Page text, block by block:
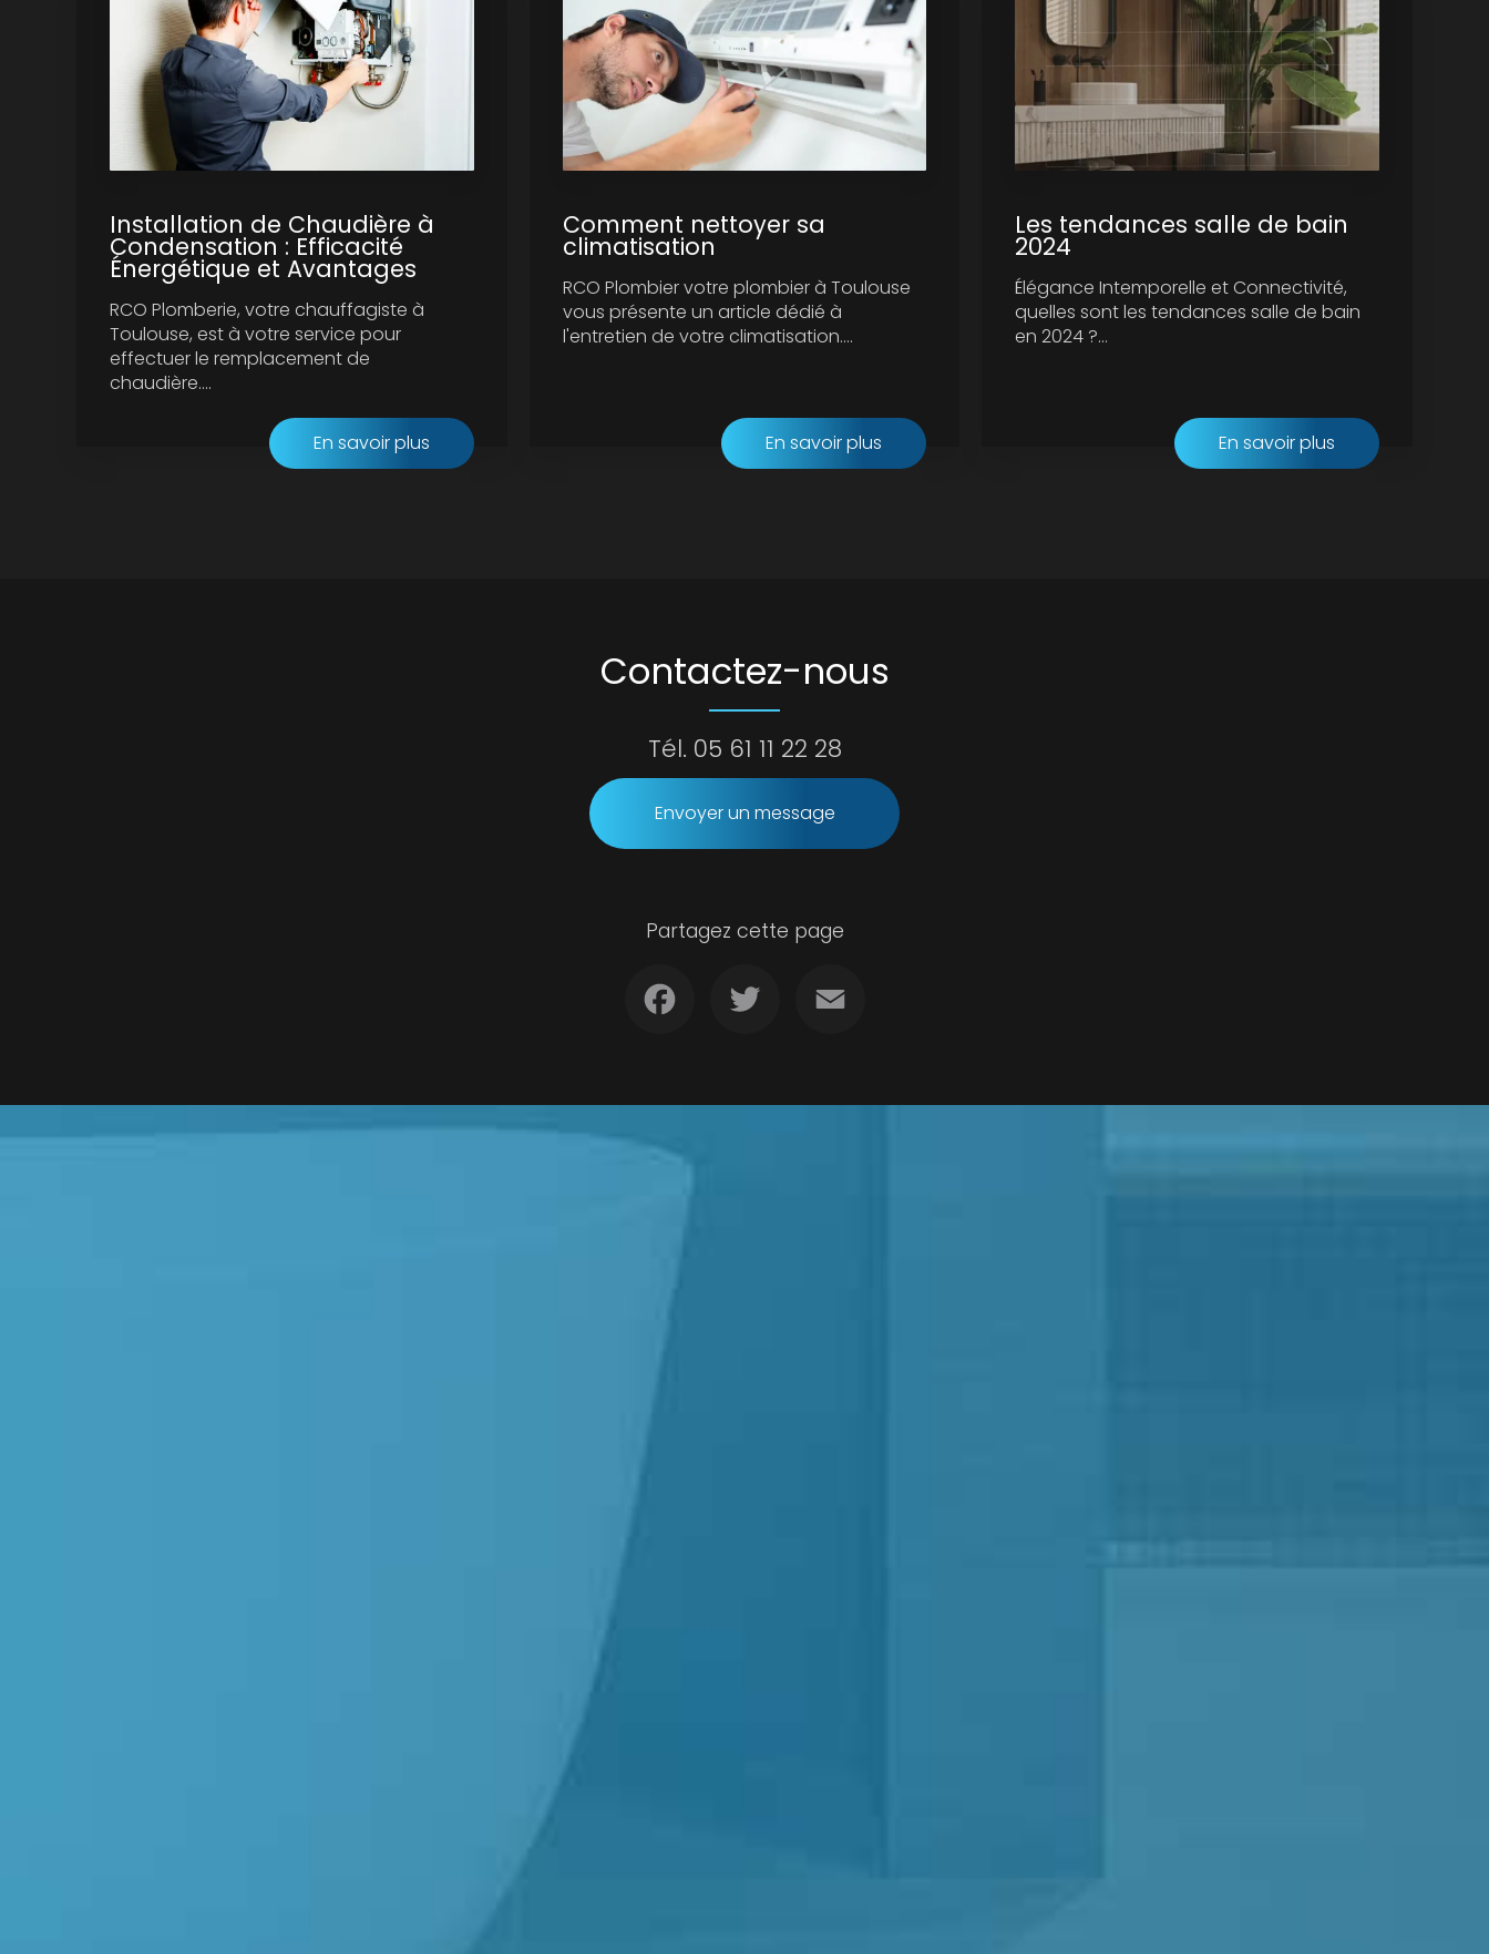
Installation de Chaudière à
Condensation : Efficacité
Énergétique et Avantages
RCO Plomberie, votre chauffagiste à
Toulouse, est à votre service pour
effectuer le remplacement de
chaudière....
En savoir plus
Comment nettoyer sa
climatisation
RCO Plombier votre plombier à Toulouse
vous présente un article dédié à
l'entretien de votre climatisation....
En savoir plus
Les tendances salle de bain
2024
Élégance Intemporelle et Connectivité,
quelles sont les tendances salle de bain
en 2024 ?...
En savoir plus
Contactez-nous
Tél. 05 61 11 22 28
Envoyer un message
Partagez cette page